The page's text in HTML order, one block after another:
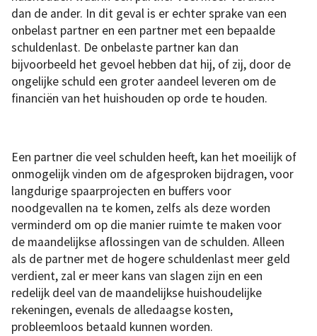
dan de ander. In dit geval is er echter sprake van een
onbelast partner en een partner met een bepaalde
schuldenlast. De onbelaste partner kan dan
bijvoorbeeld het gevoel hebben dat hij, of zij, door de
ongelijke schuld een groter aandeel leveren om de
financiën van het huishouden op orde te houden.
Een partner die veel schulden heeft, kan het moeilijk of
onmogelijk vinden om de afgesproken bijdragen, voor
langdurige spaarprojecten en buffers voor
noodgevallen na te komen, zelfs als deze worden
verminderd om op die manier ruimte te maken voor
de maandelijkse aflossingen van de schulden. Alleen
als de partner met de hogere schuldenlast meer geld
verdient, zal er meer kans van slagen zijn en een
redelijk deel van de maandelijkse huishoudelijke
rekeningen, evenals de alledaagse kosten,
probleemloos betaald kunnen worden.